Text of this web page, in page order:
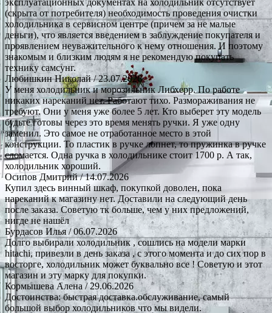
(скрыта от потребителя) необходимость проведения очистки
холодильника в сервисном центре (причем за не малые
деньги), что является введением в заблуждение покупателя и
проявлением неуважительного к нему отношения. И поэтому
знакомым и близким людям я не рекомендую покупать
технику самсунг.
Любишкин Николай/ 23.07.2026
У меня холодильник и морозильник Либхерр. По работе
никаких нареканий нет. Работают тихо. Размораживания не
требуют. Они у меня уже более 5 лет. Кто выберет эту модель
будьте готовы через это время менять ручки. Я уже одну
заменил. Это самое не отработанное место в этой
конструкции. То пластик в ручке лопнет, то пружинка в ручке
сломается. Одна ручка в холодильнике стоит 1700 р. А так,
холодильник хороший.
Осипов Дмитрий/ 14.07.2026
Купил здесь винный шкаф, покупкой доволен, пока
нареканий к магазину нет. Доставили на следующий день
после заказа. Советую тк больше, чем у них предложений,
нигде не нашёл
Бурдасов Илья/ 06.07.2026
Долго выбирали холодильник , сошлись на модели марки
hitachi, привезли в день заказа , с этого момента и до сих пор в
восторге, холодильник может буквально все ! Советую и этот
магазин и эту марку для покупки.
Кормышева Алена / 29.06.2026
Достоинства: быстрая доставка.обслуживание, самый
большой выбор холодильников что мы видели.